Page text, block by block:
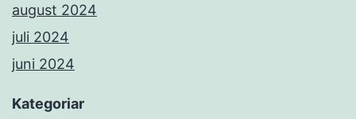
august 2024
juli 2024
juni 2024
Kategoriar